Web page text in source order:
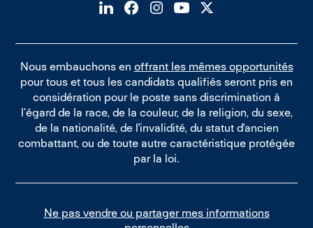
Nous embauchons en offrant les mêmes opportunités
pour tous et tous les candidats qualifiés seront pris en
considération pour le poste sans discrimination à
l’égard de la race, de la couleur, de la religion, du sexe,
de la nationalité, de l'invalidité, du statut d'ancien
combattant, ou de toute autre caractéristique protégée
par la loi.
Ne pas vendre ou partager mes informations